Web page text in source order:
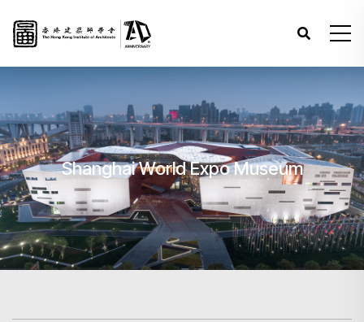
Shanghai World Expo Museum